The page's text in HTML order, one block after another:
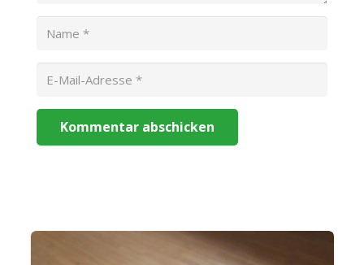
Kommentar abschicken